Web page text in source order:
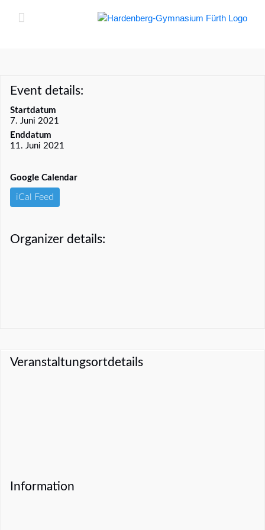
Event details:
Startdatum
7. Juni 2021
Enddatum
11. Juni 2021
Google Calendar
iCal Feed
Organizer details:
Veranstaltungsortdetails
Information